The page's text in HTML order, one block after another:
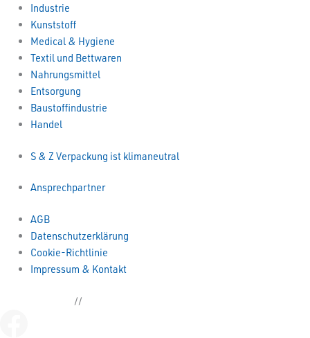
Industrie
Kunststoff
Medical & Hygiene
Textil und Bettwaren
Nahrungsmittel
Entsorgung
Baustoffindustrie
Handel
S & Z Verpackung ist klimaneutral
Ansprechpartner
AGB
Datenschutzerklärung
Cookie-Richtlinie
Impressum & Kontakt
//